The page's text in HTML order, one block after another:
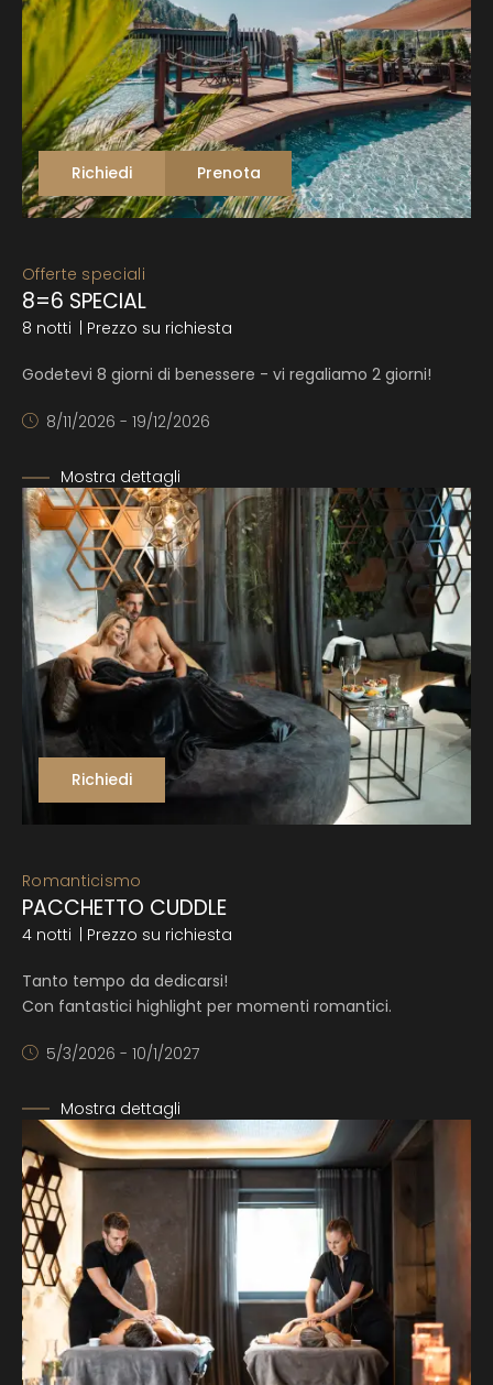
Richiedi Prenota
Offerte speciali
8=6 SPECIAL
8 notti | Prezzo su richiesta
Godetevi 8 giorni di benessere - vi regaliamo 2 giorni!
8/11/2026 - 19/12/2026
Mostra dettagli
Richiedi
Romanticismo
PACCHETTO CUDDLE
4 notti | Prezzo su richiesta
Tanto tempo da dedicarsi!
Con fantastici highlight per momenti romantici.
5/3/2026 - 10/1/2027
Mostra dettagli